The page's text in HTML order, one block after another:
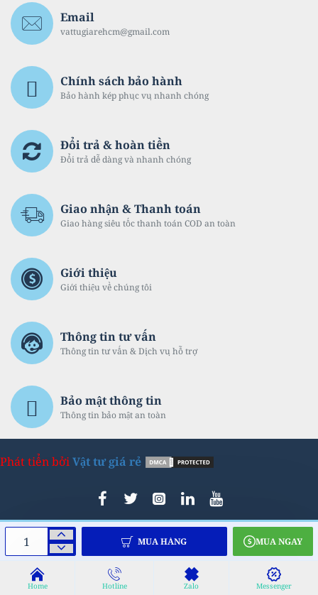
Home Hotline Zalo Messenger
MUA HÀNG MUA NGAY
Email
vattugiarehcm@gmail.com
Chính sách bảo hành
Bảo hành kép phục vụ nhanh chóng
Đổi trả & hoàn tiền
Đổi trả dễ dàng và nhanh chóng
Giao nhận & Thanh toán
Giao hàng siêu tốc thanh toán COD an toàn
Giới thiệu
Giới thiệu về chúng tôi
Thông tin tư vấn
Thông tin tư vấn & Dịch vụ hỗ trợ
Bảo mật thông tin
Thông tin bảo mật an toàn
Phát tiển bởiVật tư giá rẻ